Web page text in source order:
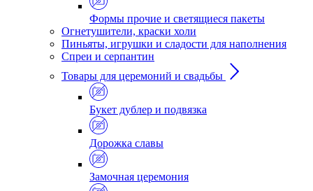
Формы прочие и светящиеся пакеты
Огнетушители, краски холи
Пиньяты, игрушки и сладости для наполнения
Спреи и серпантин
Товары для церемоний и свадьбы
Букет дублер и подвязка
Дорожка славы
Замочная церемония